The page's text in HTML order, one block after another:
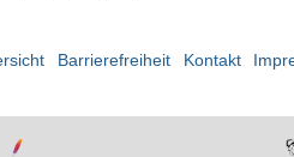
Barrierefreiheit Kontakt